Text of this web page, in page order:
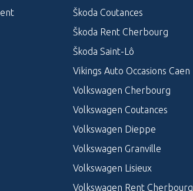
Škoda Coutances
Škoda Rent Cherbourg
Škoda Saint-Lô
Vikings Auto Occasions Caen
Volkswagen Cherbourg
Volkswagen Coutances
Volkswagen Dieppe
Volkswagen Granville
Volkswagen Lisieux
Volkswagen Rent Cherbourg